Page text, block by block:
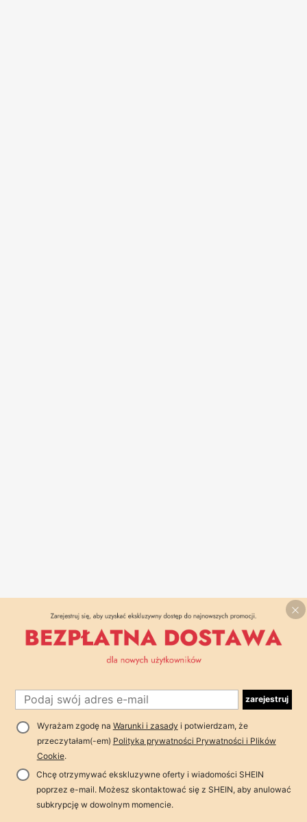
zarejestruj
Wyrażam zgodę na Warunki i zasady i potwierdzam, że
przeczytałam(-em) Polityka prywatności Prywatności i Plików
Cookie.
Chcę otrzymywać ekskluzywne oferty i wiadomości SHEIN
poprzez e-mail. Możesz skontaktować się z SHEIN, aby anulować
subkrypcję w dowolnym momencie.